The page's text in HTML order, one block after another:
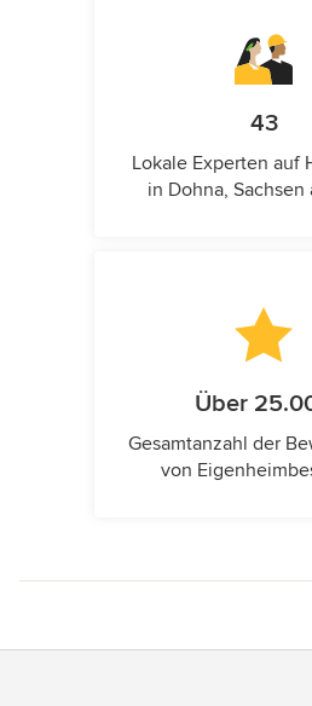
43
Lokale Experten auf
in Dohna, Sachsen
Über
Gesamtanzahl der
von